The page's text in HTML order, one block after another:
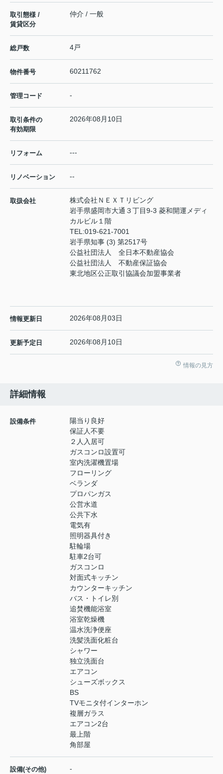
取引態様 /
賃貸区分
仲介 / 一般
総戸数 4戸
物件番号 60211762
管理コード -
取引条件の
有効期限
2026年08月10日
リフォーム ---
リノベーション --
取扱会社
株式会社ＮＥＸＴリビング
岩手県盛岡市大通３丁目9-3 菱和開運メディ
カルビル１階
TEL:019-621-7001
岩手県知事 (3) 第2517号
公益社団法人 全日本不動産協会
公益社団法人 不動産保証協会
東北地区公正取引協議会加盟事業者
情報更新日 2026年08月03日
更新予定日 2026年08月10日
情報の見方
詳細情報
設備条件
陽当り良好
保証人不要
２人入居可
ガスコンロ設置可
室内洗濯機置場
フローリング
ベランダ
プロパンガス
公営水道
公共下水
電気有
照明器具付き
駐輪場
駐車2台可
ガスコンロ
対面式キッチン
カウンターキッチン
バス・トイレ別
追焚機能浴室
浴室乾燥機
温水洗浄便座
洗髪洗面化粧台
シャワー
独立洗面台
エアコン
シューズボックス
BS
TVモニタ付インターホン
複層ガラス
エアコン2台
最上階
角部屋
設備(その他) -